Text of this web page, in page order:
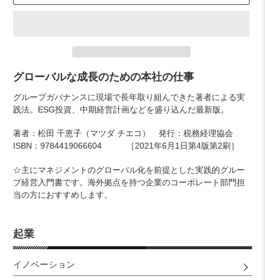
起業
イノベーション
カ
ト
に
品
を
加
す
る
グローバルな成長のための本社の仕事
グループガバナンスに現場で長年取り組んできた著者による実
践法。ESG投資、中期経営計画などを盛り込んだ最新版。
著者：松田 千恵子（マツダ チエコ） 発行：税務経理協会
ISBN：9784419066604 ［2021年6月1日第4版第2刷］
☆主にマネジメントのグローバル化を前提とした実践的グルー
プ経営入門書です。海外拠点を持つ企業のコーポレート部門担
当の方におすすめします。